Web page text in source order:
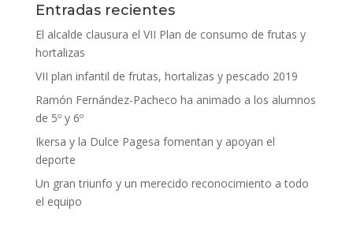
Entradas recientes
El alcalde clausura el VII Plan de consumo de frutas y
hortalizas
VII plan infantil de frutas, hortalizas y pescado 2019
Ramón Fernández-Pacheco ha animado a los alumnos
de 5º y 6º
Ikersa y la Dulce Pagesa fomentan y apoyan el
deporte
Un gran triunfo y un merecido reconocimiento a todo
el equipo